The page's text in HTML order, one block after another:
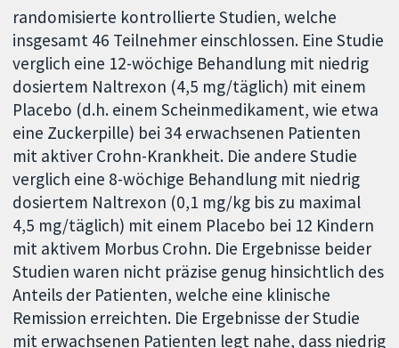
randomisierte kontrollierte Studien, welche
insgesamt 46 Teilnehmer einschlossen. Eine Studie
verglich eine 12-wöchige Behandlung mit niedrig
dosiertem Naltrexon (4,5 mg/täglich) mit einem
Placebo (d.h. einem Scheinmedikament, wie etwa
eine Zuckerpille) bei 34 erwachsenen Patienten
mit aktiver Crohn-Krankheit. Die andere Studie
verglich eine 8-wöchige Behandlung mit niedrig
dosiertem Naltrexon (0,1 mg/kg bis zu maximal
4,5 mg/täglich) mit einem Placebo bei 12 Kindern
mit aktivem Morbus Crohn. Die Ergebnisse beider
Studien waren nicht präzise genug hinsichtlich des
Anteils der Patienten, welche eine klinische
Remission erreichten. Die Ergebnisse der Studie
mit erwachsenen Patienten legt nahe, dass niedrig